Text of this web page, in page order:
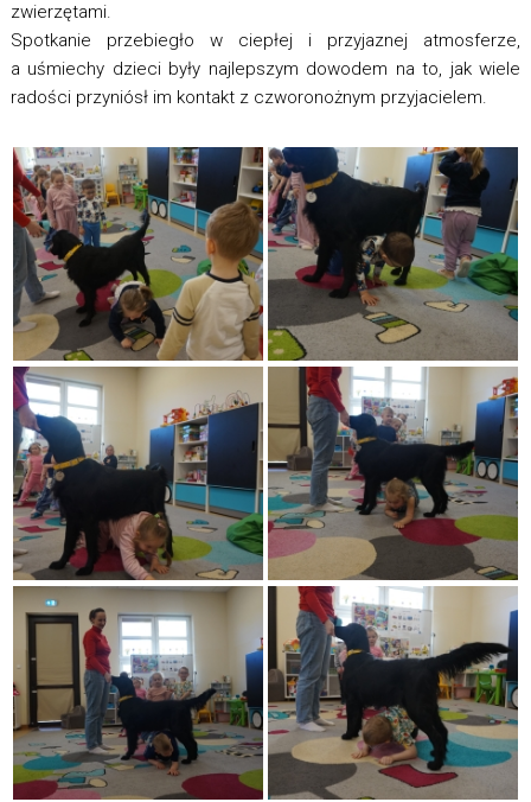
zwierzętami.
Spotkanie przebiegło w ciepłej i przyjaznej atmosferze,
a uśmiechy dzieci były najlepszym dowodem na to, jak wiele
radości przyniósł im kontakt z czworonożnym przyjacielem.